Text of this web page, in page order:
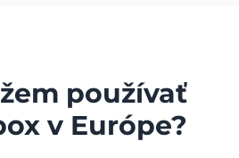
používať
v Európe?